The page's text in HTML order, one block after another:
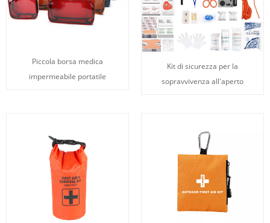
Piccola borsa medica
impermeabile portatile
Kit di sicurezza per la
sopravvivenza all'aperto